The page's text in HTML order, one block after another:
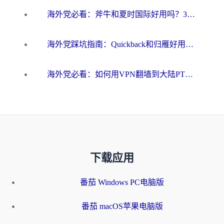
海外党必看：斧牛和夏时国际好用吗？3步选对回国加速器，无缝刷国内资源
海外党踩坑指南：Quickback和归雁好用吗？选对加速器才能无缝刷国内资源
海外党必看：如何用VPN翻墙到大陆PTT？一篇解决你所有回国加速痛点
下载应用
番茄 Windows PC电脑版
番茄 macOS苹果电脑版